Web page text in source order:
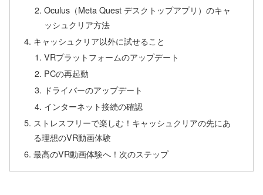
Oculus（Meta Quest デスクトップアプリ）のキャ
ッシュクリア方法
キャッシュクリア以外に試せること
VRプラットフォームのアップデート
PCの再起動
ドライバーのアップデート
インターネット接続の確認
ストレスフリーで楽しむ！キャッシュクリアの先にあ
る理想のVR動画体験
最高のVR動画体験へ！次のステップ